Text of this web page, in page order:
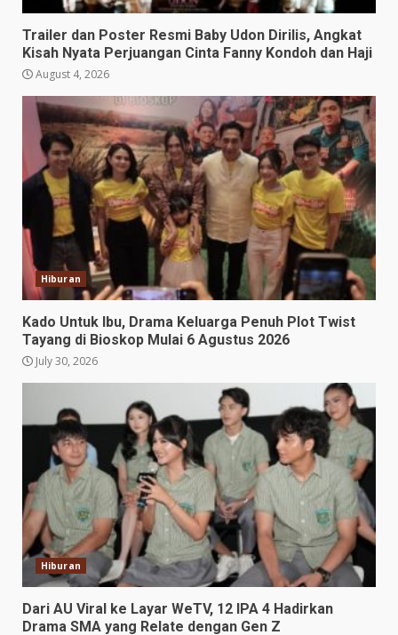
Trailer dan Poster Resmi Baby Udon Dirilis, Angkat
Kisah Nyata Perjuangan Cinta Fanny Kondoh dan Haji
August 4, 2026
Hiburan
Kado Untuk Ibu, Drama Keluarga Penuh Plot Twist
Tayang di Bioskop Mulai 6 Agustus 2026
July 30, 2026
Hiburan
Dari AU Viral ke Layar WeTV, 12 IPA 4 Hadirkan
Drama SMA yang Relate dengan Gen Z